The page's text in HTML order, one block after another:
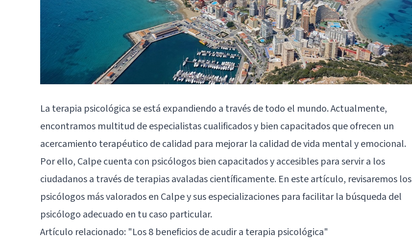
La terapia psicológica se está expandiendo a través de todo el mundo. Actualmente,
encontramos multitud de especialistas cualificados y bien capacitados que ofrecen un
acercamiento terapéutico de calidad para mejorar la calidad de vida mental y emocional.
Por ello, Calpe cuenta con psicólogos bien capacitados y accesibles para servir a los
ciudadanos a través de terapias avaladas científicamente. En este artículo, revisaremos los
psicólogos más valorados en Calpe y sus especializaciones para facilitar la búsqueda del
psicólogo adecuado en tu caso particular.
Artículo relacionado: "Los 8 beneficios de acudir a terapia psicológica"